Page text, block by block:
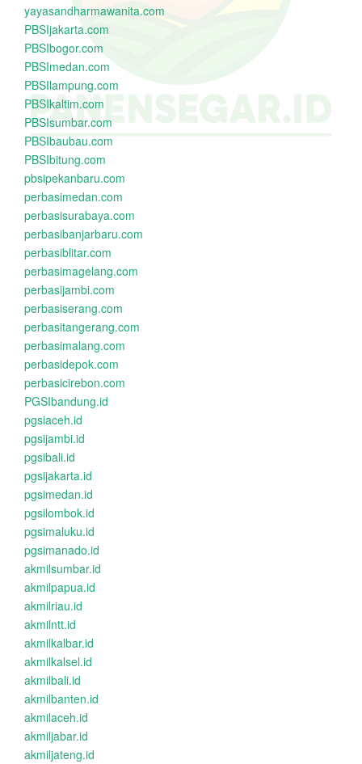
yayasandharmawanita.com
PBSIjakarta.com
PBSIbogor.com
PBSImedan.com
PBSIlampung.com
PBSIkaltim.com
PBSIsumbar.com
PBSIbaubau.com
PBSIbitung.com
pbsipekanbaru.com
perbasimedan.com
perbasisurabaya.com
perbasibanjarbaru.com
perbasiblitar.com
perbasimagelang.com
perbasijambi.com
perbasiserang.com
perbasitangerang.com
perbasimalang.com
perbasidepok.com
perbasicirebon.com
PGSIbandung.id
pgsiaceh.id
pgsijambi.id
pgsibali.id
pgsijakarta.id
pgsimedan.id
pgsilombok.id
pgsimaluku.id
pgsimanado.id
akmilsumbar.id
akmilpapua.id
akmilriau.id
akmilntt.id
akmilkalbar.id
akmilkalsel.id
akmilbali.id
akmilbanten.id
akmilaceh.id
akmiljabar.id
akmiljateng.id